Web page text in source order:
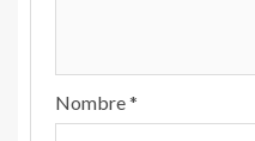
Nombre*